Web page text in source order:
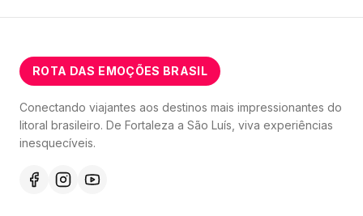
ROTA DAS EMOÇÕES BRASIL
Conectando viajantes aos destinos mais impressionantes do
litoral brasileiro. De Fortaleza a São Luís, viva experiências
inesquecíveis.